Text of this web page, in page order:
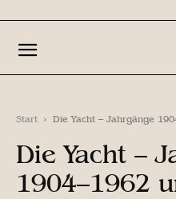
Start Die Yacht – Jahrgänge
Die Yacht –
1904–1962